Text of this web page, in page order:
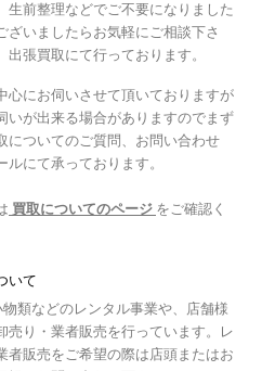
生前整理などでご不要になりました
ざいましたらお気軽にご相談下さ
出張買取にて行っております。
心にお伺いさせて頂いておりますが
いが出来る場合がありますのでまず
についてのご質問、お問い合わせ
にて承っております。
買取についてのページ をご確認く
いて
類などのレンタル事業や、店舗様
売り・業者販売を行っています。レ
者販売をご希望の際は店頭またはお